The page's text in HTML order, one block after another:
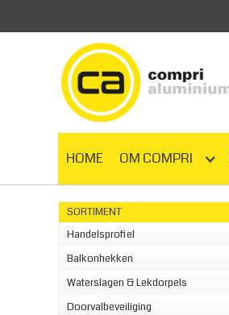
HOME OM COMPRI
SORTIMENT
Handelsprofiel
Balkonhekken
Waterslagen & Lekdorpels
Doorvalbeveiliging